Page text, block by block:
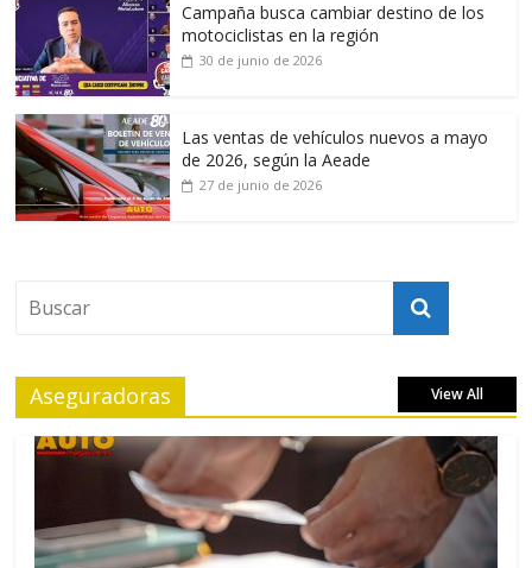
Campaña busca cambiar destino de los
motociclistas en la región
30 de junio de 2026
Las ventas de vehículos nuevos a mayo
de 2026, según la Aeade
27 de junio de 2026
Aseguradoras View All